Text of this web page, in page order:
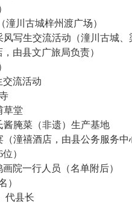
潼川古城梓州渡广场）
风写生交流活动（潼川古城、
由县文广旅局负责）
交流活动
草堂
酱腌菜（非遗）生产基地
（潼禧酒店，由县公务服务中
）​
院一行人员（名单附后）
）
代县长